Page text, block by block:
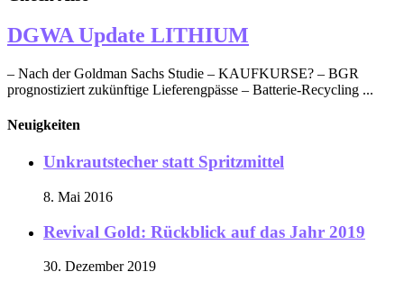
DGWA Update LITHIUM
– Nach der Goldman Sachs Studie – KAUFKURSE? – BGR
prognostiziert zukünftige Lieferengpässe – Batterie-Recycling ...
Neuigkeiten
Unkrautstecher statt Spritzmittel
8. Mai 2016
Revival Gold: Rückblick auf das Jahr 2019
30. Dezember 2019